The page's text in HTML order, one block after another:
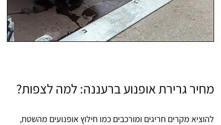
מחיר גרירת אופנוע ברעננה: למה לצפות?
להוציא מקרים חריגים ומורכבים כמו חילוץ אופנועים מהשטח,